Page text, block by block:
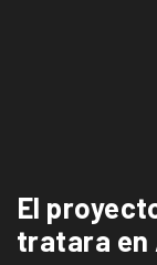
El
tratara en